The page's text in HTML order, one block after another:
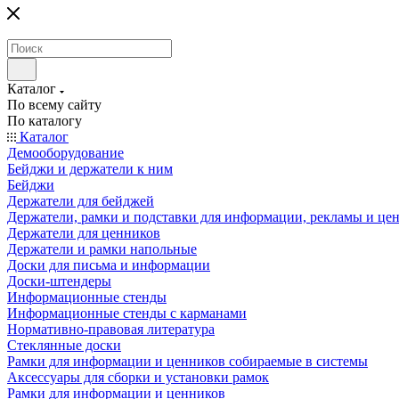
Каталог
По всему сайту
По каталогу
Каталог
Демооборудование
Бейджи и держатели к ним
Бейджи
Держатели для бейджей
Держатели, рамки и подставки для информации, рекламы и
Держатели для ценников
Держатели и рамки напольные
Доски для письма и информации
Доски-штендеры
Информационные стенды
Информационные стенды с карманами
Нормативно-правовая литература
Стеклянные доски
Рамки для информации и ценников собираемые в системы
Аксессуары для сборки и установки рамок
Рамки для информации и ценников